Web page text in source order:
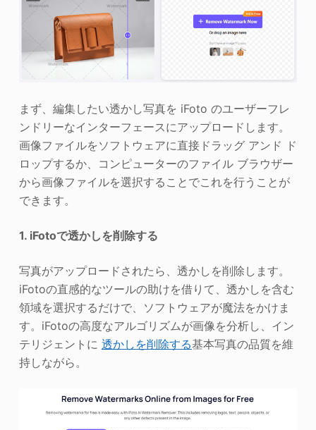
まず、編集したい透かし写真を iFoto のユーザーフレ
ンドリーなインターフェースにアップロードします。
画像ファイルをソフトウェアに直接ドラッグ アンド ド
ロップするか、コンピューターのファイル ブラウザー
から画像ファイルを選択することでこれを行うことが
できます。
1. iFotoで透かしを削除する
写真がアップロードされたら、透かしを削除します。
iFotoの直感的なツールの助けを借りて、透かしを含む
領域を選択するだけで、ソフトウェアが魔法をかけま
す。iFotoの高度なアルゴリズムが画像を分析し、イン
テリジェントに 透かしを削除する基本写真の品質を維
持しながら。